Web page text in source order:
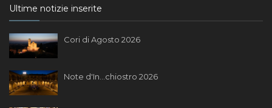
Ultime notizie inserite
Cori di Agosto 2026
Note d'In...chiostro 2026